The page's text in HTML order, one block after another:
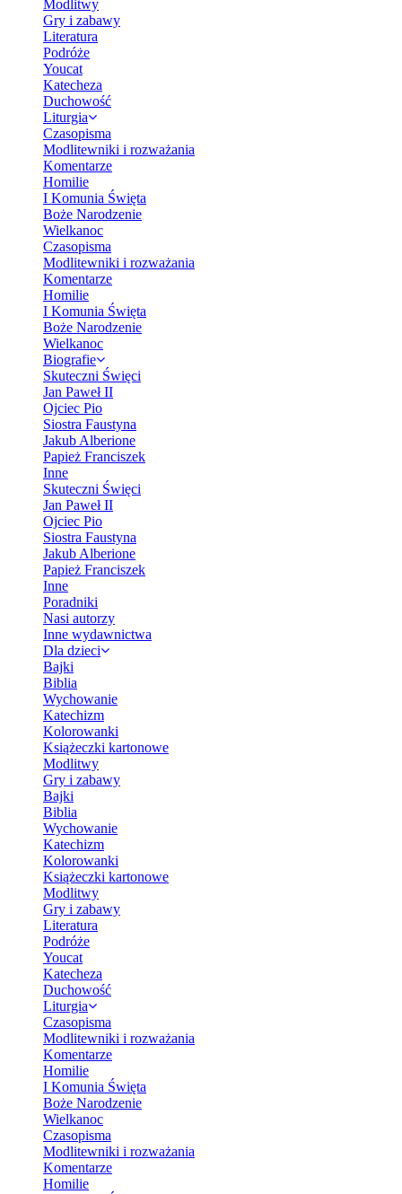
Modlitwy
Gry i zabawy
Literatura
Podróże
Youcat
Katecheza
Duchowość
Liturgia
Czasopisma
Modlitewniki i rozważania
Komentarze
Homilie
I Komunia Święta
Boże Narodzenie
Wielkanoc
Czasopisma
Modlitewniki i rozważania
Komentarze
Homilie
I Komunia Święta
Boże Narodzenie
Wielkanoc
Biografie
Skuteczni Święci
Jan Paweł II
Ojciec Pio
Siostra Faustyna
Jakub Alberione
Papież Franciszek
Inne
Skuteczni Święci
Jan Paweł II
Ojciec Pio
Siostra Faustyna
Jakub Alberione
Papież Franciszek
Inne
Poradniki
Nasi autorzy
Inne wydawnictwa
Dla dzieci
Bajki
Biblia
Wychowanie
Katechizm
Kolorowanki
Książeczki kartonowe
Modlitwy
Gry i zabawy
Bajki
Biblia
Wychowanie
Katechizm
Kolorowanki
Książeczki kartonowe
Modlitwy
Gry i zabawy
Literatura
Podróże
Youcat
Katecheza
Duchowość
Liturgia
Czasopisma
Modlitewniki i rozważania
Komentarze
Homilie
I Komunia Święta
Boże Narodzenie
Wielkanoc
Czasopisma
Modlitewniki i rozważania
Komentarze
Homilie